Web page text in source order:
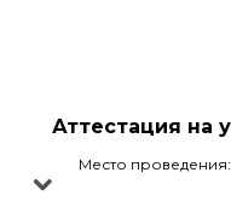
Аттестация на
Место